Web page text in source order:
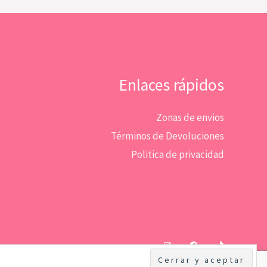
Enlaces rápidos
Zonas de envios
Términos de Devoluciones
Politica de privacidad